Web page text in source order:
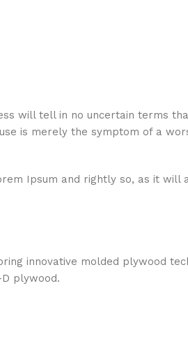
will tell in no uncertain terms
is merely the symptom of a
Ipsum and rightly so, as it
innovative molded plywood
plywood.